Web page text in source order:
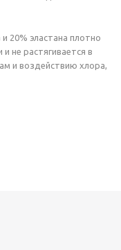
20% эластана плотно
не растягивается в
и воздействию хлора,